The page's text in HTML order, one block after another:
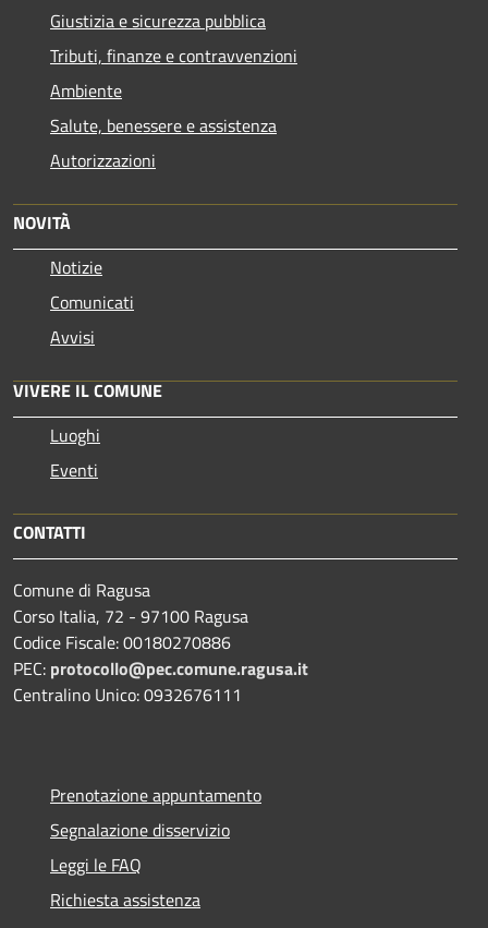
Giustizia e sicurezza pubblica
Tributi, finanze e contravvenzioni
Ambiente
Salute, benessere e assistenza
Autorizzazioni
NOVITÀ
Notizie
Comunicati
Avvisi
VIVERE IL COMUNE
Luoghi
Eventi
CONTATTI
Comune di Ragusa
Corso Italia, 72 - 97100 Ragusa
Codice Fiscale: 00180270886
PEC: protocollo@pec.comune.ragusa.it
Centralino Unico: 0932676111
Prenotazione appuntamento
Segnalazione disservizio
Leggi le FAQ
Richiesta assistenza